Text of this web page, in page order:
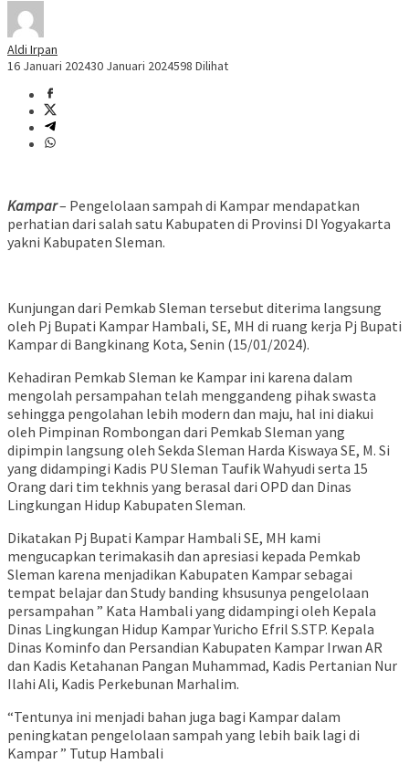
Aldi Irpan
16 Januari 202430 Januari 2024598 Dilihat
Kampar– Pengelolaan sampah di Kampar mendapatkan
perhatian dari salah satu Kabupaten di Provinsi DI Yogyakarta
yakni Kabupaten Sleman.
Kunjungan dari Pemkab Sleman tersebut diterima langsung
oleh Pj Bupati Kampar Hambali, SE, MH di ruang kerja Pj Bupati
Kampar di Bangkinang Kota, Senin (15/01/2024).
Kehadiran Pemkab Sleman ke Kampar ini karena dalam
mengolah persampahan telah menggandeng pihak swasta
sehingga pengolahan lebih modern dan maju, hal ini diakui
oleh Pimpinan Rombongan dari Pemkab Sleman yang
dipimpin langsung oleh Sekda Sleman Harda Kiswaya SE, M. Si
yang didampingi Kadis PU Sleman Taufik Wahyudi serta 15
Orang dari tim tekhnis yang berasal dari OPD dan Dinas
Lingkungan Hidup Kabupaten Sleman.
Dikatakan Pj Bupati Kampar Hambali SE, MH kami
mengucapkan terimakasih dan apresiasi kepada Pemkab
Sleman karena menjadikan Kabupaten Kampar sebagai
tempat belajar dan Study banding khsusunya pengelolaan
persampahan ” Kata Hambali yang didampingi oleh Kepala
Dinas Lingkungan Hidup Kampar Yuricho Efril S.STP. Kepala
Dinas Kominfo dan Persandian Kabupaten Kampar Irwan AR
dan Kadis Ketahanan Pangan Muhammad, Kadis Pertanian Nur
Ilahi Ali, Kadis Perkebunan Marhalim.
“Tentunya ini menjadi bahan juga bagi Kampar dalam
peningkatan pengelolaan sampah yang lebih baik lagi di
Kampar ” Tutup Hambali